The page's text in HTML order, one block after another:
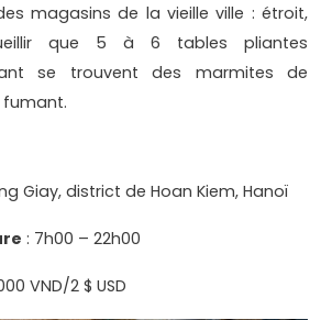
magasins de la vieille ville : étroit,
que 5 à 6 tables pliantes
se trouvent des marmites de
Giay, district de Hoan Kiem, Hanoï
: 7h00 – 22h00
VND/2 $ USD